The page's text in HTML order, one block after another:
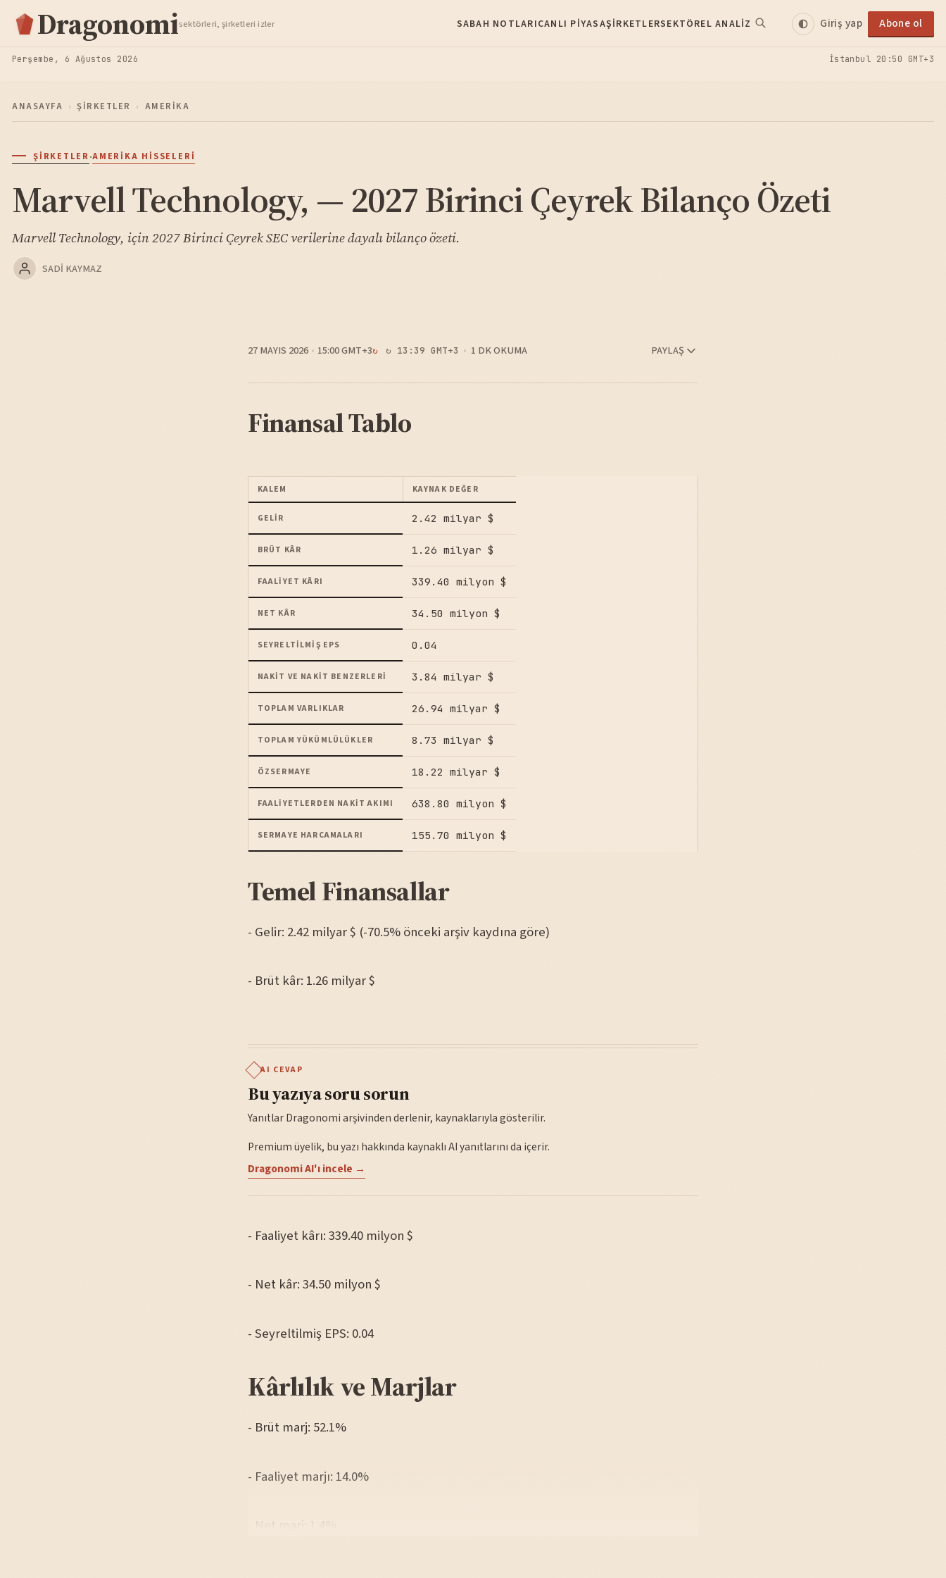
Dragonomisektörleri, şirketleri izler SABAH NOTLARICANLI PIYASAŞIRKETLERSEKTÖREL ANALIZ Giriş yap Abone ol
Perşembe, 6 Ağustos 2026 İstanbul 20:50 GMT+3
ANASAYFA › ŞIRKETLER › AMERIKA
ŞIRKETLER·AMERIKA HISSELERI
Marvell Technology, — 2027 Birinci Çeyrek Bilanço Özeti
Marvell Technology, için 2027 Birinci Çeyrek SEC verilerine dayalı bilanço özeti.
SADI KAYMAZ
27 MAYIS 2026 15:00 GMT+3 ↻ 13:39 GMT+3 1 DK OKUMA PAYLAŞ
Finansal Tablo
KALEM KAYNAK DEĞER
GELIR 2.42 milyar $
BRÜT KÂR 1.26 milyar $
FAALIYET KÂRI 339.40 milyon $
NET KÂR 34.50 milyon $
SEYRELTILMIŞ EPS 0.04
NAKIT VE NAKIT BENZERLERI 3.84 milyar $
TOPLAM VARLIKLAR 26.94 milyar $
TOPLAM YÜKÜMLÜLÜKLER 8.73 milyar $
ÖZSERMAYE 18.22 milyar $
FAALIYETLERDEN NAKIT AKIMI 638.80 milyon $
SERMAYE HARCAMALARI 155.70 milyon $
Temel Finansallar
- Gelir: 2.42 milyar $ (-70.5% önceki arşiv kaydına göre)
- Brüt kâr: 1.26 milyar $
AI CEVAP
Bu yazıya soru sorun
Yanıtlar Dragonomi arşivinden derlenir, kaynaklarıyla gösterilir.
Premium üyelik, bu yazı hakkında kaynaklı AI yanıtlarını da içerir.
Dragonomi AI'ı incele →
- Faaliyet kârı: 339.40 milyon $
- Net kâr: 34.50 milyon $
- Seyreltilmiş EPS: 0.04
Kârlılık ve Marjlar
- Brüt marj: 52.1%
- Faaliyet marjı: 14.0%